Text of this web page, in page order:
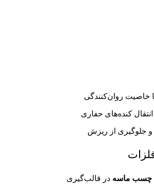
خاصیت روان‌کنندگی
کنده‌های حفاری
و جلوگیری از ریزش
چسب ماسه در قالب‌گیری